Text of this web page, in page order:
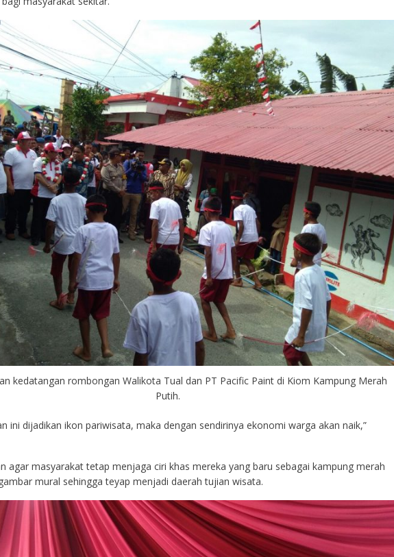
kedatangan rombongan Walikota Tual dan PT Pacific Paint di Kiom Kampung Merah
Putih.
ini dijadikan ikon pariwisata, maka dengan sendirinya ekonomi warga akan naik,”
agar masyarakat tetap menjaga ciri khas mereka yang baru sebagai kampung merah
mural sehingga teyap menjadi daerah tujian wisata.